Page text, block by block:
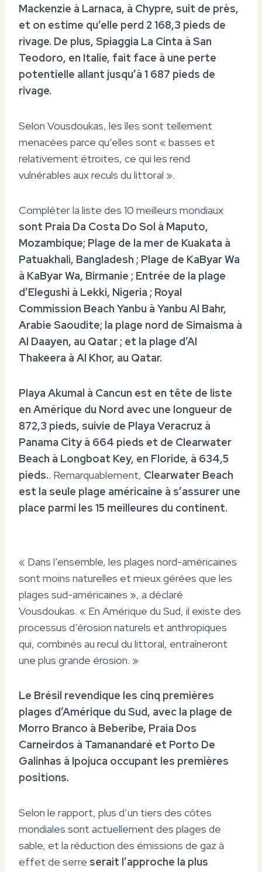
Mackenzie à Larnaca, à Chypre, suit de près,
et on estime qu’elle perd 2 168,3 pieds de
rivage. De plus, Spiaggia La Cinta à San
Teodoro, en Italie, fait face à une perte
potentielle allant jusqu’à 1 687 pieds de
rivage.
Selon Vousdoukas, les îles sont tellement
menacées parce qu’elles sont « basses et
relativement étroites, ce qui les rend
vulnérables aux reculs du littoral ».
Compléter la liste des 10 meilleurs mondiaux
sont Praia Da Costa Do Sol à Maputo,
Mozambique; Plage de la mer de Kuakata à
Patuakhali, Bangladesh ; Plage de KaByar Wa
à KaByar Wa, Birmanie ; Entrée de la plage
d’Elegushi à Lekki, Nigeria ; Royal
Commission Beach Yanbu à Yanbu Al Bahr,
Arabie Saoudite; la plage nord de Simaisma à
Al Daayen, au Qatar ; et la plage d’Al
Thakeera à Al Khor, au Qatar.
Playa Akumal à Cancun est en tête de liste
en Amérique du Nord avec une longueur de
872,3 pieds, suivie de Playa Veracruz à
Panama City à 664 pieds et de Clearwater
Beach à Longboat Key, en Floride, à 634,5
pieds.. Remarquablement, Clearwater Beach
est la seule plage américaine à s’assurer une
place parmi les 15 meilleures du continent.
« Dans l’ensemble, les plages nord-américaines
sont moins naturelles et mieux gérées que les
plages sud-américaines », a déclaré
Vousdoukas. « En Amérique du Sud, il existe des
processus d’érosion naturels et anthropiques
qui, combinés au recul du littoral, entraîneront
une plus grande érosion. »
Le Brésil revendique les cinq premières
plages d’Amérique du Sud, avec la plage de
Morro Branco à Beberibe, Praia Dos
Carneirdos à Tamanandaré et Porto De
Galinhas à Ipojuca occupant les premières
positions.
Selon le rapport, plus d’un tiers des côtes
mondiales sont actuellement des plages de
sable, et la réduction des émissions de gaz à
effet de serre serait l’approche la plus